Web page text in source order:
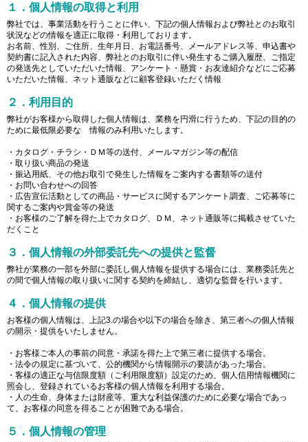
１．個人情報の取得と利用
弊社では、事業活動を行うことに伴い、下記の個人情報および弊社とのお取引
状況などの情報を適正に取得・利用しております。
お名前、性別、ご住所、生年月日、お電話番号、メールアドレス等、申込書や
契約書に記入された内容、弊社とのお取引に伴い発生するご購入履歴、ご指定
の発送先としていただいた情報、アンケート・懸賞・お友達紹介などにご応募
いただいた情報、ネット通販などに顧客登録いただく情報
２．利用目的
弊社がお客様から取得した個人情報は、業務を円滑に行うため、下記の目的の
ために最低限必要な 情報のみ利用いたします。
・カタログ・チラシ・ＤＭ等の送付、メールマガジン等の配信
・取り扱い商品の発送
・振込用紙、その他お取引で発生した情報をご案内する書類等の送付
・お問い合わせへの回答
・広告宣伝活動としての商品・サービスに関するアンケート調査、ご応募等に
関するご案内や賞金等の発送
・お客様のご了解を得た上でカタログ、ＤＭ、ネット通販等に掲載させていた
だくこと
３．個人情報の外部委託先への提供と監督
弊社が業務の一部を外部に委託し個人情報を提供する場合には、業務委託先と
の間で個人情報の取り扱いに関する契約を締結し、適切な監督を行います。
４．個人情報の提供
お客様の個人情報は、上記3.の場合や以下の場合を除き、第三者への個人情報
の開示・提供をいたしません。
・お客様ご本人の事前の同意・承諾を得た上で第三者に提供する場合。
・法令の規定に基づいて、公的機関から情報開示の要請があった場合。
・客様の適正な与信限度額（ご利用限度額）設定のため、個人信用情報機関に
照会し、登録されているお客様の個人情報を利用する場合。
・人の生命、身体または財産等、重大な利益保護のために必要な場合であっ
て、お客様の同意を得ることが困難である場合。
５．個人情報の管理